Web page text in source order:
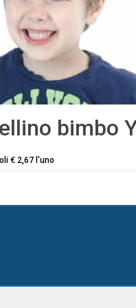
bimbo
€ 2,67 l'uno